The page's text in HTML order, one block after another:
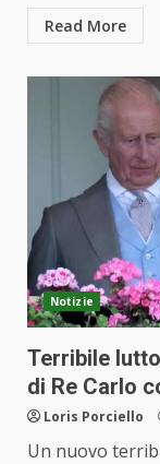
Read More
Notizie
Terribile
di Re Carlo
Loris Porciello
Un nuovo